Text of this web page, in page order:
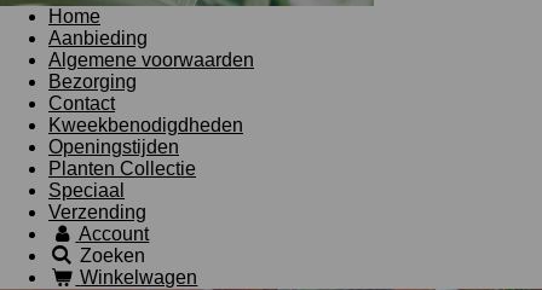
Home
Aanbieding
Algemene voorwaarden
Bezorging
Contact
Kweekbenodigdheden
Openingstijden
Planten Collectie
Speciaal
Verzending
Account
Zoeken
Winkelwagen